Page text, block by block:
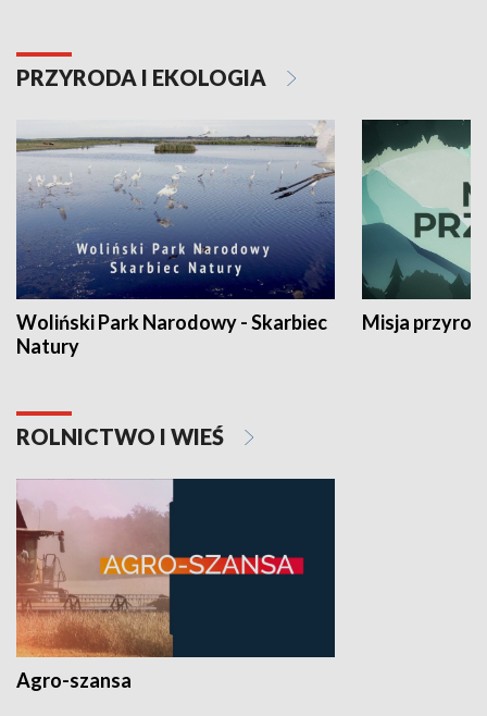
PRZYRODA I EKOLOGIA
Woliński Park Narodowy - Skarbiec
Natury
Misja
ROLNICTWO I WIEŚ
Agro-szansa